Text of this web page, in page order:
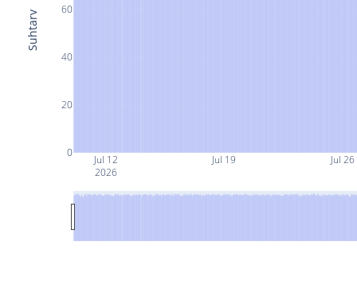
Jul 12
2026
Jul 19 Jul 26
0
20
40
60
Suhtarv